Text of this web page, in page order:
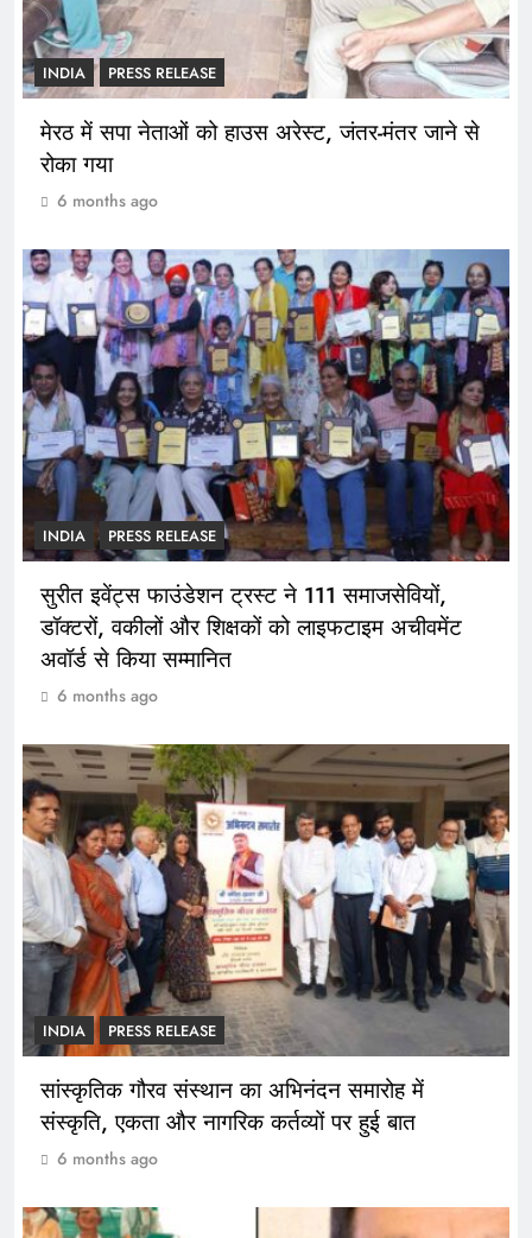
INDIA PRESS RELEASE
मेरठ में सपा नेताओं को हाउस अरेस्ट, जंतर-मंतर जाने से
रोका गया
6 months ago
INDIA PRESS RELEASE
सुरीत इवेंट्स फाउंडेशन ट्रस्ट ने 111 समाजसेवियों,
डॉक्टरों, वकीलों और शिक्षकों को लाइफटाइम अचीवमेंट
अवॉर्ड से किया सम्मानित
6 months ago
INDIA PRESS RELEASE
सांस्कृतिक गौरव संस्थान का अभिनंदन समारोह में
संस्कृति, एकता और नागरिक कर्तव्यों पर हुई बात
6 months ago